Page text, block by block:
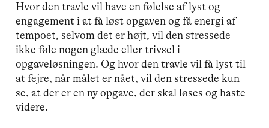
Hvor den travle vil have en følelse af lyst og
engagement i at få løst opgaven og få energi af
tempoet, selvom det er højt, vil den stressede
ikke føle nogen glæde eller trivsel i
opgaveløsningen. Og hvor den travle vil få lyst til
at fejre, når målet er nået, vil den stressede kun
se, at der er en ny opgave, der skal løses og haste
videre.